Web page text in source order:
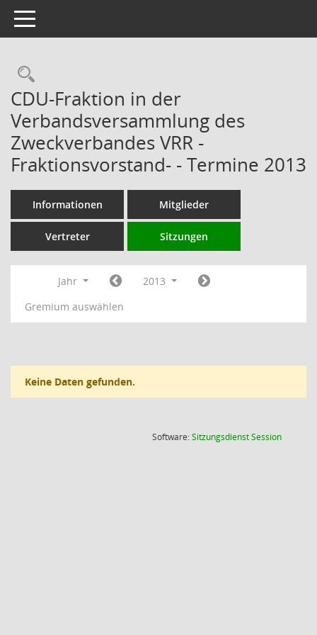
Toggle navigation
Rechercheauswahl
CDU-Fraktion in der
Verbandsversammlung des
Zweckverbandes VRR -
Fraktionsvorstand- - Termine 2013
Informationen Mitglieder
Vertreter Sitzungen
Jahr
2013
Gremium auswählen
Keine Daten gefunden.
Software:SitzungsdienstSession(Wird in